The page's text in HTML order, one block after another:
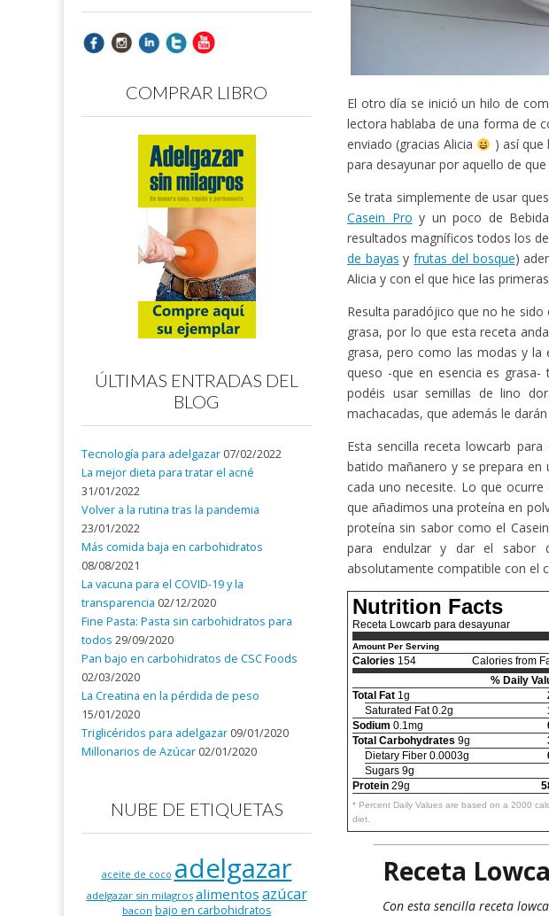
El otro día se inició un hilo de
lectora hablaba de una forma de
enviado (gracias Alicia
) así
para desayunar por aquello de
Se trata simplemente de usar
Casein Pro y un poco de
resultados magníficos todos los
de bayas yfrutas del bosque)
Alicia y con el que hice las
Resulta paradójico que no he
grasa, por lo que esta receta
grasa, pero como las modas y
queso -que en esencia es
podéis usar semillas de lino
machacadas, que además le
Esta sencilla receta lowcarb
batido mañanero y se prepara en
cada uno necesite. Lo que
que añadimos una proteína en
proteína sin sabor como el
para endulzar y dar el sabor
absolutamente compatible con el
Nutrition Facts
Receta Lowcarb para desayunar
Amount Per Serving
Calories 154
Calories from
% Daily
Total Fat 1g
Saturated Fat 0.2g
Sodium 0.1mg
Total Carbohydrates 9g
Dietary Fiber 0.0003g
Sugars 9g
Protein 29g
* Percent Daily Values are based on a 2000
diet.
Receta
Con esta sencilla receta
COMPRAR LIBRO
ÚLTIMAS ENTRADAS DEL
BLOG
Tecnología para adelgazar 07/02/2022
La mejor dieta para tratar el acné
31/01/2022
Volver a la rutina tras la pandemia
23/01/2022
Más comida baja en carbohidratos
08/08/2021
La vacuna para el COVID-19 y la
transparencia 02/12/2020
Fine Pasta: Pasta sin carbohidratos para
todos 29/09/2020
Pan bajo en carbohidratos de CSC Foods
02/03/2020
La Creatina en la pérdida de peso
15/01/2020
Triglicéridos para adelgazar 09/01/2020
Millonarios de Azúcar 02/01/2020
NUBE DE ETIQUETAS
aceite de coco adelgazar
adelgazar sin milagros alimentos azúcar
bacon bajo en carbohidratos